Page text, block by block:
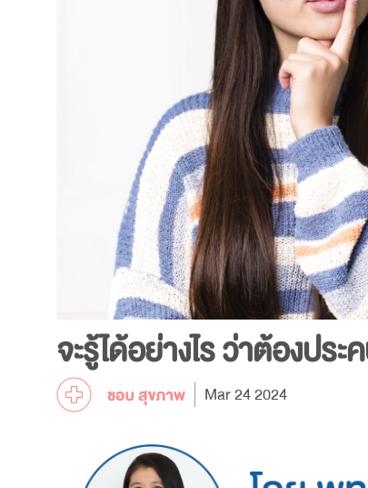
จะรู้ได้อย่างไร ว่าต้องปร
Mar 24 2024